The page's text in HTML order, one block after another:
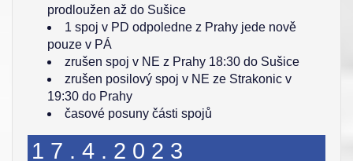
prodloužen až do Sušice
1 spoj v PD odpoledne z Prahy jede nově
pouze v PÁ
zrušen spoj v NE z Prahy 18:30 do Sušice
zrušen posilový spoj v NE ze Strakonic v
19:30 do Prahy
časové posuny části spojů
17.4.2023